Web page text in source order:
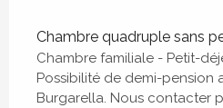
Tarifs 2026
Chambre quadruple sans
Chambre familiale - Petit-
Possibilité de demi-pension
Burgarella. Nous contacter